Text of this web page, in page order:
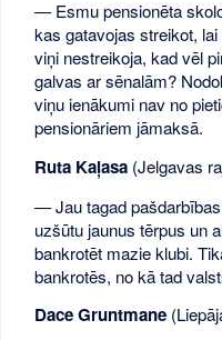
— Esmu pensionēta
kas gatavojas streikot,
viņi nestreikoja, kad vēl
galvas ar sēnalām?
viņu ienākumi nav no
pensionāriem jāmaksā.
Ruta Kaļasa (Jelgavas
— Jau tagad
uzšūtu jaunus tērpus un
bankrotēt mazie klubi.
bankrotēs, no kā tad
Dace Gruntmane